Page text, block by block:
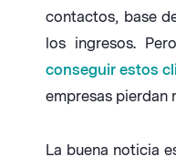
contactos, base
los ingresos.
conseguir estos
empresas pierdan
La buena noticia